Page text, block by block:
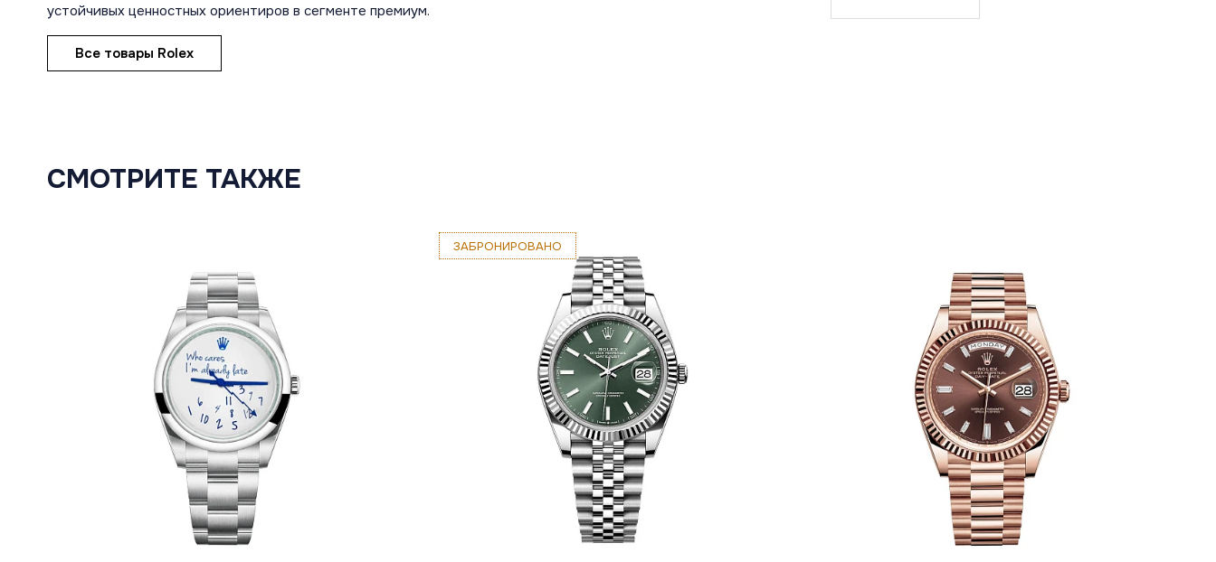
устойчивых ценностных ориентиров в сегменте премиум.
Все товары Rolex
СМОТРИТЕ ТАКЖЕ
ЗАБРОНИРОВАНО